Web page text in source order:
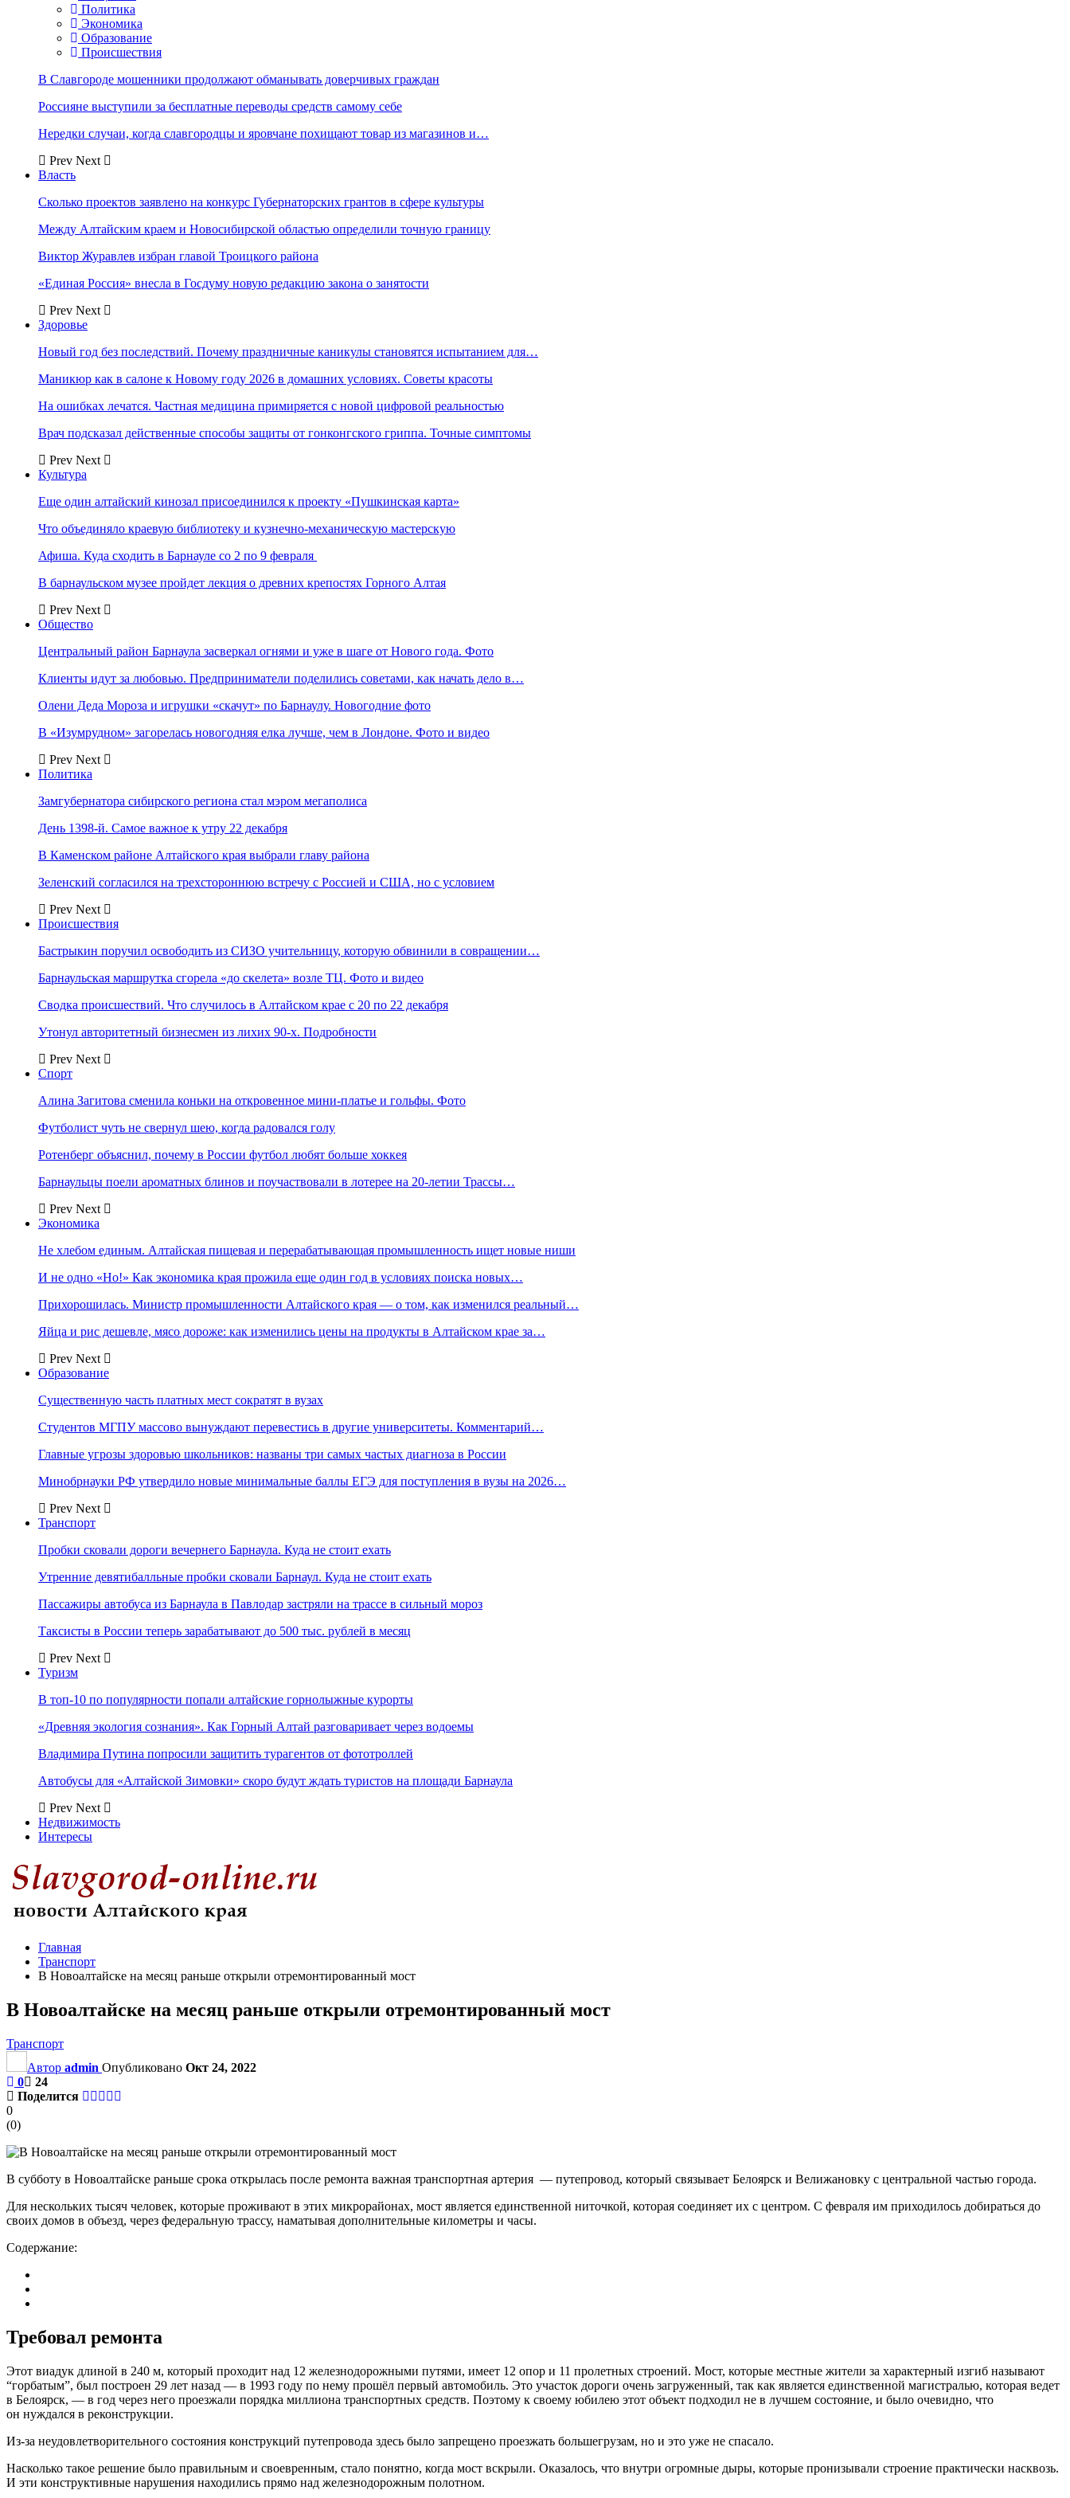
Политика
Экономика
Образование
Происшествия
В Славгороде мошенники продолжают обманывать доверчивых граждан
Россияне выступили за бесплатные переводы средств самому себе
Нередки случаи, когда славгородцы и яровчане похищают товар из магазинов и…
Prev Next
Власть
Сколько проектов заявлено на конкурс Губернаторских грантов в сфере культуры
Между Алтайским краем и Новосибирской областью определили точную границу
Виктор Журавлев избран главой Троицкого района
«Единая Россия» внесла в Госдуму новую редакцию закона о занятости
Prev Next
Здоровье
Новый год без последствий. Почему праздничные каникулы становятся испытанием для…
Маникюр как в салоне к Новому году 2026 в домашних условиях. Советы красоты
На ошибках лечатся. Частная медицина примиряется с новой цифровой реальностью
Врач подсказал действенные способы защиты от гонконгского гриппа. Точные симптомы
Prev Next
Культура
Еще один алтайский кинозал присоединился к проекту «Пушкинская карта»
Что объединяло краевую библиотеку и кузнечно-механическую мастерскую
Афиша. Куда сходить в Барнауле со 2 по 9 февраля
В барнаульском музее пройдет лекция о древних крепостях Горного Алтая
Prev Next
Общество
Центральный район Барнаула засверкал огнями и уже в шаге от Нового года. Фото
Клиенты идут за любовью. Предприниматели поделились советами, как начать дело в…
Олени Деда Мороза и игрушки «скачут» по Барнаулу. Новогодние фото
В «Изумрудном» загорелась новогодняя елка лучше, чем в Лондоне. Фото и видео
Prev Next
Политика
Замгубернатора сибирского региона стал мэром мегаполиса
День 1398-й. Самое важное к утру 22 декабря
В Каменском районе Алтайского края выбрали главу района
Зеленский согласился на трехстороннюю встречу с Россией и США, но с условием
Prev Next
Происшествия
Бастрыкин поручил освободить из СИЗО учительницу, которую обвинили в совращении…
Барнаульская маршрутка сгорела «до скелета» возле ТЦ. Фото и видео
Сводка происшествий. Что случилось в Алтайском крае с 20 по 22 декабря
Утонул авторитетный бизнесмен из лихих 90-х. Подробности
Prev Next
Спорт
Алина Загитова сменила коньки на откровенное мини-платье и гольфы. Фото
Футболист чуть не свернул шею, когда радовался голу
Ротенберг объяснил, почему в России футбол любят больше хоккея
Барнаульцы поели ароматных блинов и поучаствовали в лотерее на 20-летии Трассы…
Prev Next
Экономика
Не хлебом единым. Алтайская пищевая и перерабатывающая промышленность ищет новые ниши
И не одно «Но!» Как экономика края прожила еще один год в условиях поиска новых…
Прихорошилась. Министр промышленности Алтайского края — о том, как изменился реальный…
Яйца и рис дешевле, мясо дороже: как изменились цены на продукты в Алтайском крае за…
Prev Next
Образование
Существенную часть платных мест сократят в вузах
Студентов МГПУ массово вынуждают перевестись в другие университеты. Комментарий…
Главные угрозы здоровью школьников: названы три самых частых диагноза в России
Минобрнауки РФ утвердило новые минимальные баллы ЕГЭ для поступления в вузы на 2026…
Prev Next
Транспорт
Пробки сковали дороги вечернего Барнаула. Куда не стоит ехать
Утренние девятибалльные пробки сковали Барнаул. Куда не стоит ехать
Пассажиры автобуса из Барнаула в Павлодар застряли на трассе в сильный мороз
Таксисты в России теперь зарабатывают до 500 тыс. рублей в месяц
Prev Next
Туризм
В топ-10 по популярности попали алтайские горнолыжные курорты
«Древняя экология сознания». Как Горный Алтай разговаривает через водоемы
Владимира Путина попросили защитить турагентов от фототроллей
Автобусы для «Алтайской Зимовки» скоро будут ждать туристов на площади Барнаула
Prev Next
Недвижимость
Интересы
Главная
Транспорт
В Новоалтайске на месяц раньше открыли отремонтированный мост
В Новоалтайске на месяц раньше открыли отремонтированный мост
Транспорт
Автор admin Опубликовано Окт 24, 2022
0
24
Поделится
0
(0)
В субботу в Новоалтайске раньше срока открылась после ремонта важная транспортная артерия — путепровод, который связывает Белоярск и Велижановку с центральной частью города.
Для нескольких тысяч человек, которые проживают в этих микрорайонах, мост является единственной ниточкой, которая соединяет их с центром. С февраля им приходилось добираться до
своих домов в объезд, через федеральную трассу, наматывая дополнительные километры и часы.
Содержание:
Требовал ремонта
Этот виадук длиной в 240 м, который проходит над 12 железнодорожными путями, имеет 12 опор и 11 пролетных строений. Мост, которые местные жители за характерный изгиб называют
“горбатым”, был построен 29 лет назад — в 1993 году по нему прошёл первый автомобиль. Это участок дороги очень загруженный, так как является единственной магистралью, которая ведет
в Белоярск, — в год через него проезжали порядка миллиона транспортных средств. Поэтому к своему юбилею этот объект подходил не в лучшем состояние, и было очевидно, что
он нуждался в реконструкции.
Из-за неудовлетворительного состояния конструкций путепровода здесь было запрещено проезжать большегрузам, но и это уже не спасало.
Насколько такое решение было правильным и своевренным, стало понятно, когда мост вскрыли. Оказалось, что внутри огромные дыры, которые пронизывали строение практически насквозь.
И эти конструктивные нарушения находились прямо над железнодорожным полотном.